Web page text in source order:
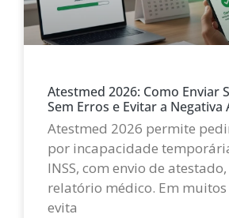
Atestmed 2026: Como Enviar
Sem Erros e Evitar a Negativa
Atestmed 2026 permite
por incapacidade
INSS, com envio de
relatório médico. Em muitos
evita